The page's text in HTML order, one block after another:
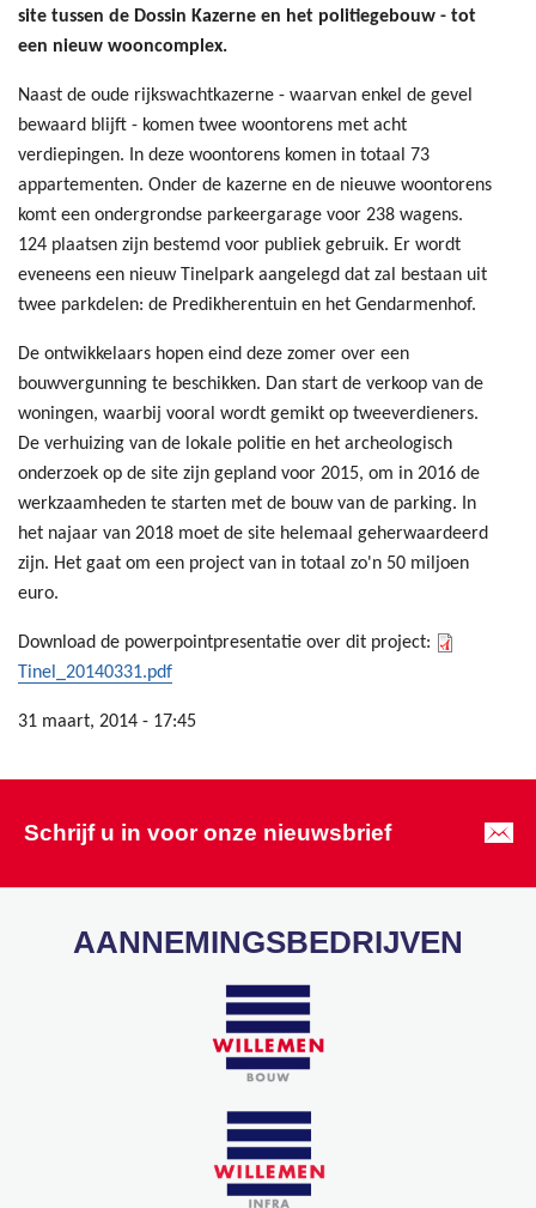
site tussen de Dossin Kazerne en het politiegebouw - tot
een nieuw wooncomplex.
Naast de oude rijkswachtkazerne - waarvan enkel de gevel
bewaard blijft - komen twee woontorens met acht
verdiepingen. In deze woontorens komen in totaal 73
appartementen. Onder de kazerne en de nieuwe woontorens
komt een ondergrondse parkeergarage voor 238 wagens.
124 plaatsen zijn bestemd voor publiek gebruik. Er wordt
eveneens een nieuw Tinelpark aangelegd dat zal bestaan uit
twee parkdelen: de Predikherentuin en het Gendarmenhof.
De ontwikkelaars hopen eind deze zomer over een
bouwvergunning te beschikken. Dan start de verkoop van de
woningen, waarbij vooral wordt gemikt op tweeverdieners.
De verhuizing van de lokale politie en het archeologisch
onderzoek op de site zijn gepland voor 2015, om in 2016 de
werkzaamheden te starten met de bouw van de parking. In
het najaar van 2018 moet de site helemaal geherwaardeerd
zijn. Het gaat om een project van in totaal zo'n 50 miljoen
euro.
Download de powerpointpresentatie over dit project:
Tinel_20140331.pdf
31 maart, 2014 - 17:45
Schrijf u in voor onze nieuwsbrief
AANNEMINGSBEDRIJVEN